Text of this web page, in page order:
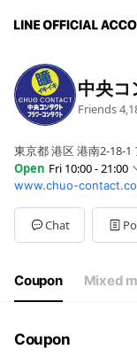
中央コ
Friends
東京都 港区 港南
Open Fri 10:00 - 21:00
Sun10:00 - 21:00
Mon10:00 - 21:00
Tue10:00 - 21:00
Wed10:00 - 21:00
Fri
10:00 - 21:00
Sat10:00 - 21:00
www.chuo-
Chat
Coupon Mixed
Coupon